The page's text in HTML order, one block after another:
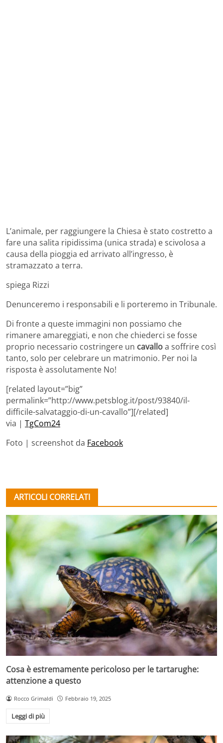
L’animale, per raggiungere la Chiesa è stato costretto a
fare una salita ripidissima (unica strada) e scivolosa a
causa della pioggia ed arrivato all’ingresso, è
stramazzato a terra.
spiega Rizzi
Denunceremo i responsabili e li porteremo in Tribunale.
Di fronte a queste immagini non possiamo che
rimanere amareggiati, e non che chiederci se fosse
proprio necessario costringere un cavalloa soffrire così
tanto, solo per celebrare un matrimonio. Per noi la
risposta è assolutamente No!
[related layout=”big”
permalink=”http://www.petsblog.it/post/93840/il-
difficile-salvataggio-di-un-cavallo”][/related]
via | TgCom24
Foto | screenshot da Facebook
ARTICOLI CORRELATI
Cosa è estremamente pericoloso per le tartarughe:
attenzione a questo
Rocco Grimaldi Febbraio 19, 2025
Leggi di più